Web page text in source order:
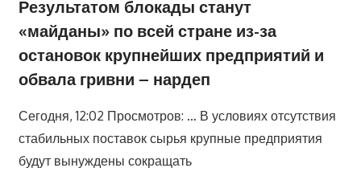
Результатом блокады станут
«майданы» по всей стране из-за
остановок крупнейших предприятий и
обвала гривни – нардеп
Сегодня, 12:02 Просмотров: … В условиях отсутствия
стабильных поставок сырья крупные предприятия
будут вынуждены сокращать